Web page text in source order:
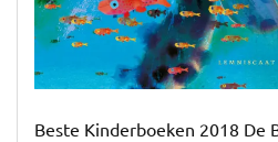
Beste Kinderboeken 2018 De